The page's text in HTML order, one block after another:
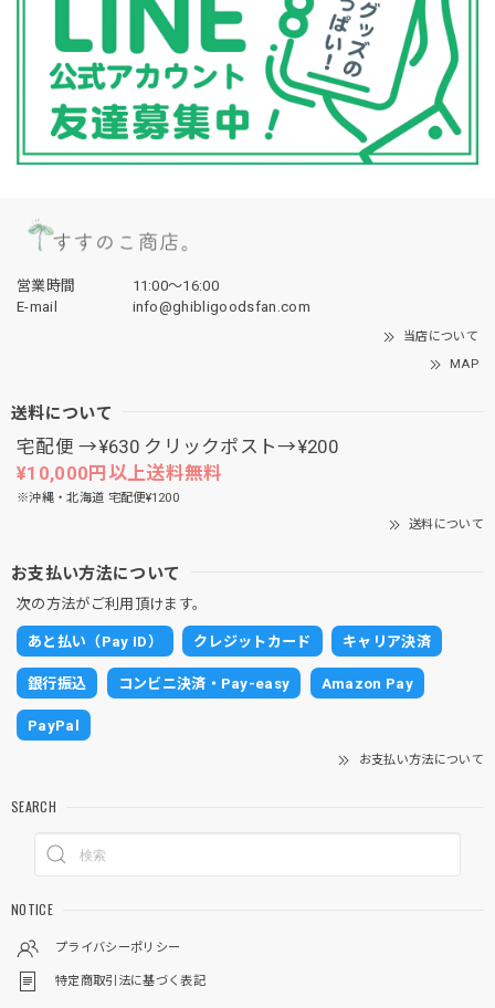
営業時間
11:00〜16:00
E-mail
info@ghibligoodsfan.com
当店について
MAP
送料について
宅配便 →¥630 クリックポスト→¥200
¥10,000円以上送料無料
※沖縄・北海道 宅配便¥1200
送料について
お支払い方法について
次の方法がご利用頂けます。
あと払い（Pay ID） クレジットカード キャリア決済
銀行振込 コンビニ決済・Pay-easy Amazon Pay
PayPal
お支払い方法について
SEARCH
NOTICE
プライバシーポリシー
特定商取引法に基づく表記